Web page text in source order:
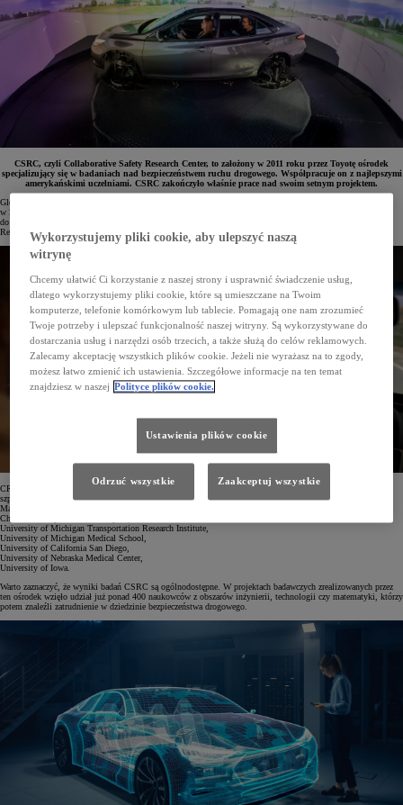
CSRC, czyli Collaborative Safety Research Center, to założony w 2011 roku przez Toyotę ośrodek
specjalizujący się w badaniach nad bezpieczeństwem ruchu drogowego. Współpracuje on z najlepszymi
amerykańskimi uczelniami. CSRC zakończyło właśnie prace nad swoim setnym projektem.
Globalny lider innowacji – Toyota – co roku przeznacza aż 1,3 bln jenów na badania i projekty realizowane
w 22 ośrodkach. Jednym z kluczowych obszarów jest bezpieczeństwo ruchu drogowego. Toyota dąży
do całkowitej eliminacji wypadków, a pomaga jej w tym m.in. założony w 2011 roku Collaborative Safety
Research Center.
CRSC działa w USA i prowadzi projekty we współpracy z najlepszymi amerykańskimi uniwersytetami,
szpitalami oraz innymi instytucjami, w tym m.in.:
Massachusetts Institute of Technology,
Children’s Hospital of Philadelphia,
University of Michigan Transportation Research Institute,
University of Michigan Medical School,
University of California San Diego,
University of Nebraska Medical Center,
University of Iowa.
Warto zaznaczyć, że wyniki badań CSRC są ogólnodostępne. W projektach badawczych zrealizowanych przez
ten ośrodek wzięło udział już ponad 400 naukowców z obszarów inżynierii, technologii czy matematyki, którzy
potem znaleźli zatrudnienie w dziedzinie bezpieczeństwa drogowego.
Wykorzystujemy pliki cookie, aby ulepszyć naszą
witrynę
Chcemy ułatwić Ci korzystanie z naszej strony i usprawnić świadczenie usług,
dlatego wykorzystujemy pliki cookie, które są umieszczane na Twoim
komputerze, telefonie komórkowym lub tablecie. Pomagają one nam zrozumieć
Twoje potrzeby i ulepszać funkcjonalność naszej witryny. Są wykorzystywane do
dostarczania usług i narzędzi osób trzecich, a także służą do celów reklamowych.
Zalecamy akceptację wszystkich plików cookie. Jeżeli nie wyrażasz na to zgody,
możesz łatwo zmienić ich ustawienia. Szczegółowe informacje na ten temat
znajdziesz w naszej Polityce plików cookie.
Ustawienia plików cookie
Odrzuć wszystkie Zaakceptuj wszystkie